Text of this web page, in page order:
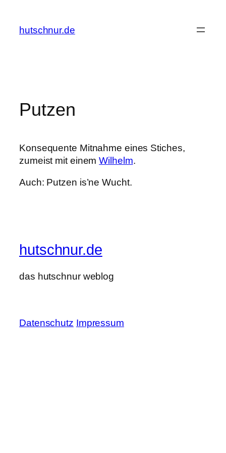
springen
hutschnur.de
Putzen
Konsequente Mitnahme eines Stiches,
zumeist mit einemWilhelm.
Auch: Putzen is’ne Wucht.
hutschnur.de
das hutschnur weblog
Datenschutz Impressum